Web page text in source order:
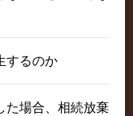
するのか
た場合、相続放棄